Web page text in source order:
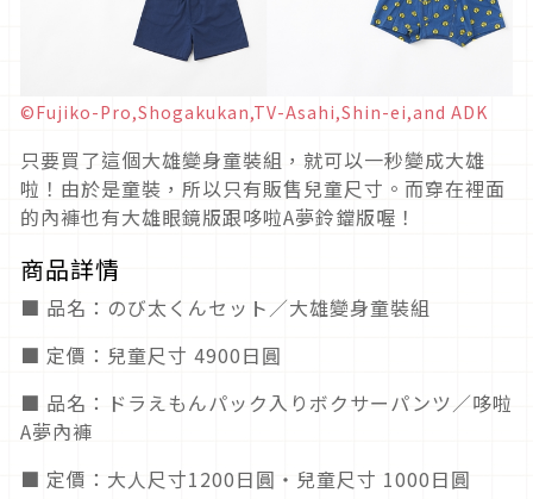
©Fujiko-Pro,Shogakukan,TV-Asahi,Shin-ei,and ADK
只要買了這個大雄變身童裝組，就可以一秒變成大雄
啦！由於是童裝，所以只有販售兒童尺寸。而穿在裡面
的內褲也有大雄眼鏡版跟哆啦A夢鈴鐺版喔！
商品詳情
■ 品名：のび太くんセット／大雄變身童裝組
■ 定價：兒童尺寸 4900日圓
■ 品名：ドラえもんパック入りボクサーパンツ／哆啦
A夢內褲
■ 定價：大人尺寸1200日圓・兒童尺寸 1000日圓